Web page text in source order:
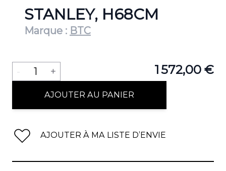
STANLEY, H68CM
Marque : BTC
1 572,00 €
Quantité
- 1 +
AJOUTER AU PANIER
AJOUTER À MA LISTE D’ENVIE